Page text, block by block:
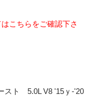
こちらをご確認下さ
スト 5.0L V8 '15ｙ-'20